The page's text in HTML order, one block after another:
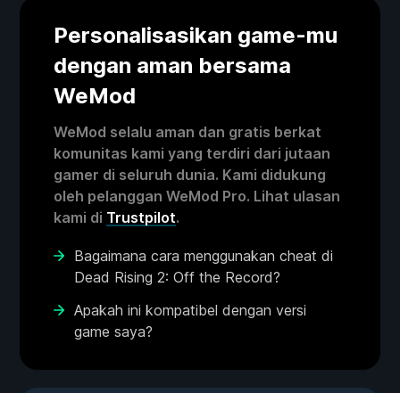
Personalisasikan game-mu
dengan aman bersama
WeMod
WeMod selalu aman dan gratis berkat
komunitas kami yang terdiri dari jutaan
gamer di seluruh dunia. Kami didukung
oleh pelanggan WeMod Pro. Lihat ulasan
kami di Trustpilot.
Bagaimana cara menggunakan cheat di
Dead Rising 2: Off the Record?
Apakah ini kompatibel dengan versi
game saya?